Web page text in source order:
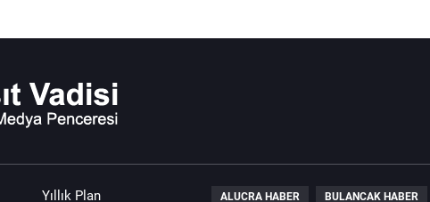
Yıllık Plan ALUCRA HABER BULANCAK HABER